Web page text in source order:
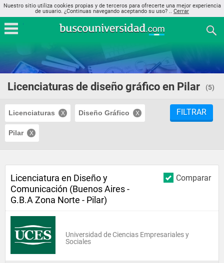
Nuestro sitio utiliza cookies propias y de terceros para ofrecerte una mejor experiencia
de usuario. ¿Continuas navegando aceptando su uso? .. Cerrar
Licenciaturas de diseño gráfico en Pilar (5)
Licenciaturas Diseño Gráfico
Pilar
FILTRAR
Comparar
Licenciatura en Diseño y
Comunicación (Buenos Aires -
G.B.A Zona Norte - Pilar)
Universidad de Ciencias Empresariales y
Sociales